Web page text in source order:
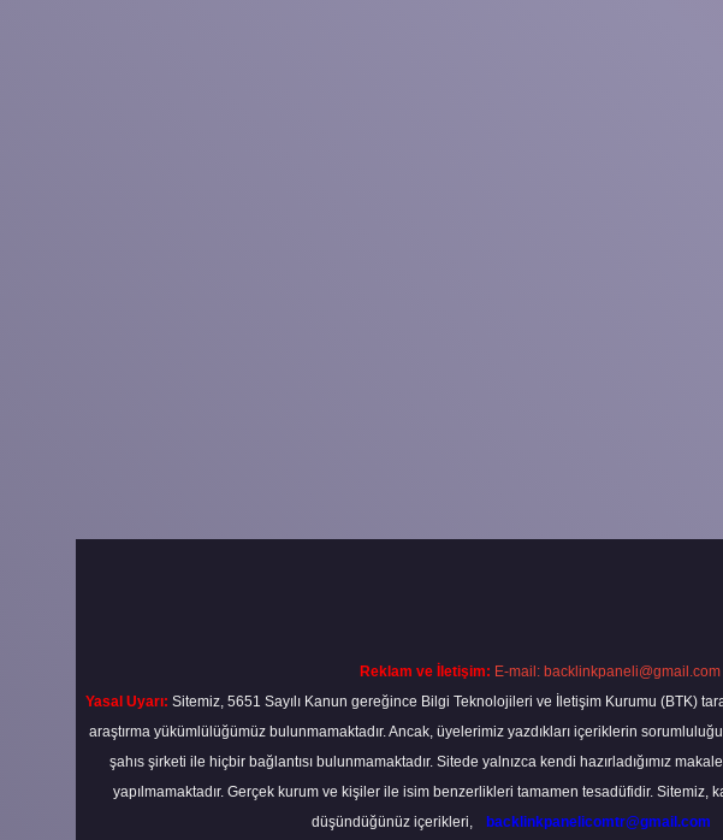
Reklam ve İletişim: E-mail: backlinkpaneli@gmail.com
Yasal Uyarı: Sitemiz, 5651 Sayılı Kanun gereğince Bilgi Teknolojileri ve İletişim Kurumu (BTK)
araştırma yükümlülüğümüz bulunmamaktadır. Ancak, üyelerimiz yazdıkları içeriklerin
şahıs şirketi ile hiçbir bağlantısı bulunmamaktadır. Sitede yalnızca kendi hazırladığımız
yapılmamaktadır. Gerçek kurum ve kişiler ile isim benzerlikleri tamamen tesadüfidir.
düşündüğünüz içerikleri,
backlinkpanelicomtr@gmail.com